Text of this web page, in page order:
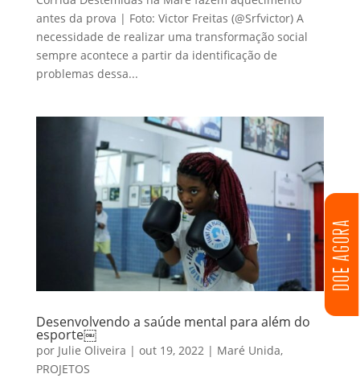
DOE AGORA
antes da prova | Foto: Victor Freitas (@Srfvictor) A
necessidade de realizar uma transformação social
sempre acontece a partir da identificação de
problemas dessa...
Desenvolvendo a saúde mental para além do
esporte￼
por Julie Oliveira | out 19, 2022| Maré Unida,
PROJETOS